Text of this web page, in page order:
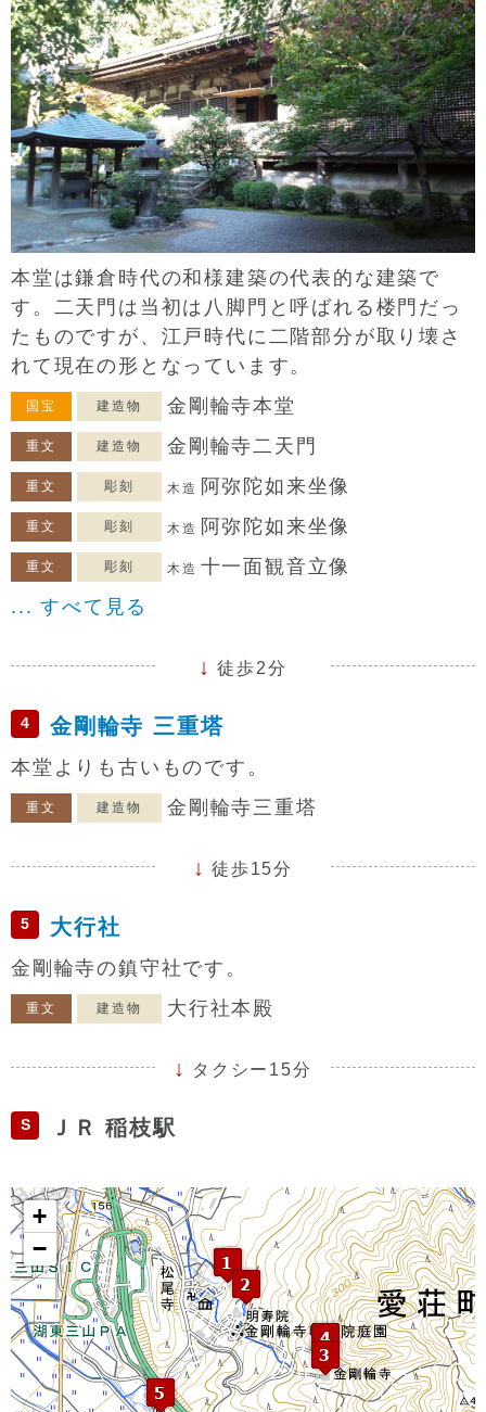
本堂は鎌倉時代の和様建築の代表的な建築で
す。二天門は当初は八脚門と呼ばれる楼門だっ
たものですが、江戸時代に二階部分が取り壊さ
れて現在の形となっています。
国宝 建造物 金剛輪寺本堂
重文 建造物 金剛輪寺二天門
重文 彫刻 木造 阿弥陀如来坐像
重文 彫刻 木造 阿弥陀如来坐像
重文 彫刻 木造 十一面観音立像
... すべて見る
徒歩2分
4 金剛輪寺 三重塔
本堂よりも古いものです。
重文 建造物 金剛輪寺三重塔
徒歩15分
5 大行社
金剛輪寺の鎮守社です。
重文 建造物 大行社本殿
タクシー15分
S ＪＲ 稲枝駅
+
−